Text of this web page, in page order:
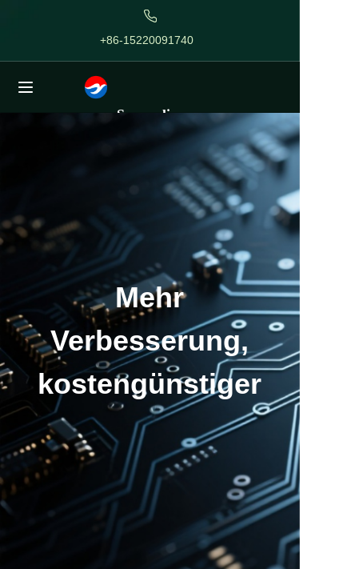
+86-15220091740
ivyzhang@sunlightpcb.co
RoHS-konform
Sonnenlic
Leiterplatt
Mehr
Verbesserung,
kostengünstiger
Startseite
Blog
Kontaktieren Sie uns